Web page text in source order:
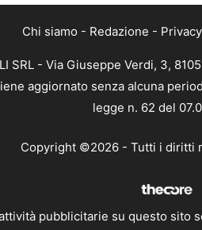
Chi siamo - Redazione -
SRL - Via Giuseppe Verdi, 3,
aggiornato senza alcuna
legge n. 62 del
Copyright ©2026 - Tutti i diritti
pubblicitarie su questo sito